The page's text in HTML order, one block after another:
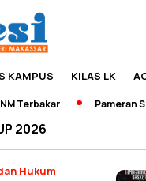
KAMPUS KILAS LK
Terbakar Pameran
2026
Hukum